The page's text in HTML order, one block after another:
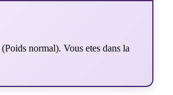
normal). Vous etes dans la